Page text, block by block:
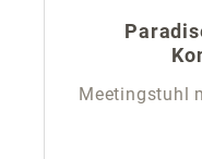
Meetingstuhl